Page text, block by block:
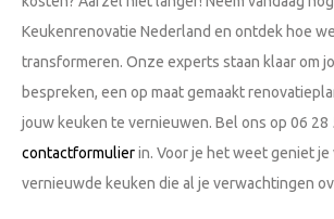
Keukenrenovatie Nederland en ontdek hoe
transformeren. Onze experts staan klaar om
bespreken, een op maat gemaakt
jouw keuken te vernieuwen. Bel ons op 06 28
contactformulierin. Voor je het weet geniet
vernieuwde keuken die al je verwachtingen